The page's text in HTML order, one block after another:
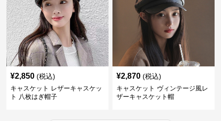
¥2,850 (税込)
キャスケット レザーキャスケッ
ト 八枚はぎ帽子
¥2,870 (税込)
キャスケット ヴィンテージ風レ
ザーキャスケット帽